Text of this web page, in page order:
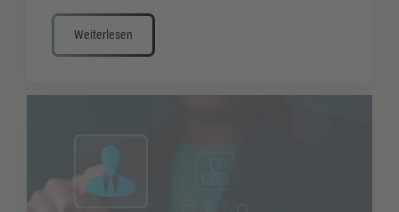
Weiterlesen